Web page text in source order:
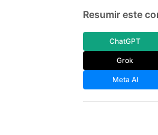
Resumir este
ChatGPT
Grok
Meta AI